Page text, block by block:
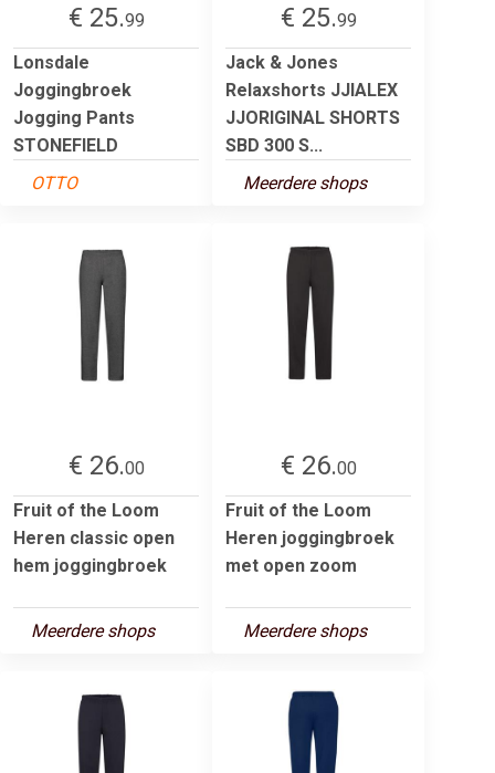
€ 25.99
Lonsdale
Joggingbroek
Jogging Pants
STONEFIELD
OTTO
€ 25.99
Jack & Jones
Relaxshorts JJIALEX
JJORIGINAL SHORTS
SBD 300 S...
Meerdere shops
€ 26.00
Fruit of the Loom
Heren classic open
hem joggingbroek
Meerdere shops
€ 26.00
Fruit of the Loom
Heren joggingbroek
met open zoom
Meerdere shops